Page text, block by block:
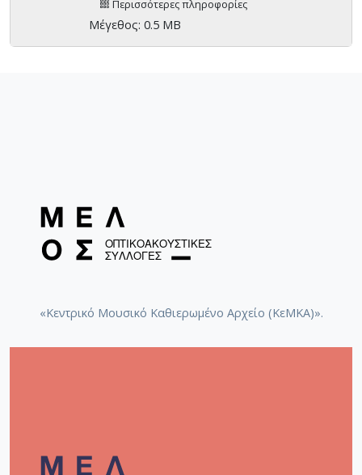
Περισσότερες πληροφορίες
Μέγεθος: 0.5 MB
«Κεντρικό Μουσικό Καθιερωμένο Αρχείο (ΚεΜΚΑ)».